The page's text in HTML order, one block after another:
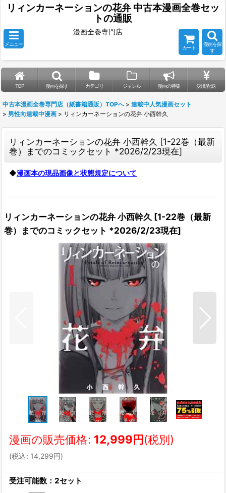
リィンカーネーションの花弁 中古本漫画全巻セッ
トの通販
メニュー
漫画全巻専門店
カート
漫画を探
す
TOP 漫画を探す カテゴリ ジャンル 漫画の特集 決済/配送
中古本漫画全巻専門店（紙書籍通販）TOPへ > 連載中人気漫画セット
> 男性向連載中漫画 > リィンカーネーションの花弁 小西幹久
リィンカーネーションの花弁 小西幹久 [1-22巻（最新
巻）までのコミックセット *2026/2/23現在]
◆漫画本の現品画像と状態規定について
リィンカーネーションの花弁 小西幹久 [1-22巻（最新
巻）までのコミックセット *2026/2/23現在]
漫画の販売価格: 12,999円(税別)
(税込: 14,299円)
受注可能数：2セット